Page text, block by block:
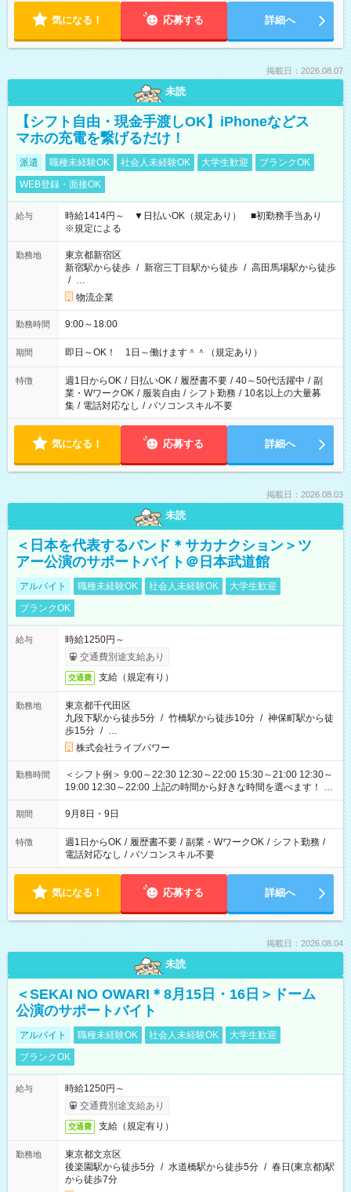
気になる！ 応募する 詳細へ
掲載日：2026.08.07
未読
【シフト自由・現金手渡しOK】iPhoneなどス
マホの充電を繋げるだけ！
派遣 職種未経験OK 社会人未経験OK 大学生歓迎
ブランクOK
WEB登録・面接OK
給与
時給1414円～ ▼日払いOK（規定あり） ■初勤務手当あり
※規定による
勤務地
東京都新宿区
新宿駅から徒歩 / 新宿三丁目駅から徒歩 / 高田馬場駅から徒歩
/ …
物流企業
勤務時間 9:00～18:00
期間 即日～OK！ 1日～働けます＾＾（規定あり）
特徴 週1日からOK / 日払いOK / 履歴書不要 / 40～50代活躍中 / 副
業・WワークOK / 服装自由 / シフト勤務 / 10名以上の大量募
集 / 電話対応なし / パソコンスキル不要
気になる！ 応募する 詳細へ
掲載日：2026.08.03
未読
＜日本を代表するバンド＊サカナクション＞ツ
アー公演のサポートバイト＠日本武道館
アルバイト 職種未経験OK 社会人未経験OK
大学生歓迎
ブランクOK
給与
時給1250円～
交通費別途支給あり
交通費 支給（規定有り）
勤務地
東京都千代田区
九段下駅から徒歩5分 / 竹橋駅から徒歩10分 / 神保町駅から徒
歩15分 / …
株式会社ライブパワー
勤務時間
＜シフト例＞ 9:00～22:30 12:30～22:00 15:30～21:00 12:30～
19:00 12:30～22:00 上記の時間から好きな時間を選べます！ ※
時間は変更となる可能性があります
期間 9月8日・9日
特徴 週1日からOK / 履歴書不要 / 副業・WワークOK / シフト勤務 /
電話対応なし / パソコンスキル不要
気になる！ 応募する 詳細へ
掲載日：2026.08.04
未読
＜SEKAI NO OWARI＊8月15日・16日＞ドーム
公演のサポートバイト
アルバイト 職種未経験OK 社会人未経験OK
大学生歓迎
ブランクOK
給与
時給1250円～
交通費別途支給あり
交通費 支給（規定有り）
勤務地
東京都文京区
後楽園駅から徒歩5分 / 水道橋駅から徒歩5分 / 春日(東京都)駅
から徒歩7分